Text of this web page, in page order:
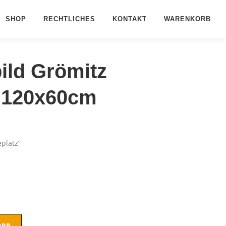
SHOP RECHTLICHES KONTAKT WARENKORB
Grömitz